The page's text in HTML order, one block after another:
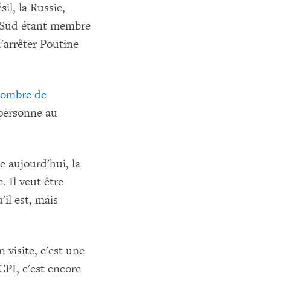
la Russie,
étant membre
Poutine
de
au
aujourd'hui, la
Il veut être
est, mais
visite, c'est une
c'est encore